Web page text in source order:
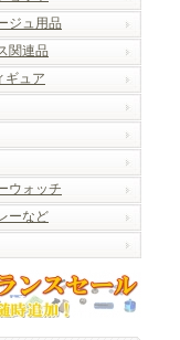
ジュ用品
関連品
ギュア
ウォッチ
ーなど